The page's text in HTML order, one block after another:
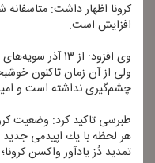
كرونا اظهار داشت: متاسفانه
افزایش است.
وی افزود: از ۱۳
ولی از آن زمان تاكنون
چشم‌گیری نداشته است و
طبرسی تاكید كرد: وضعیت
هر لحظه با یك اپیدمی
تمدید دُز یادآور واكسن